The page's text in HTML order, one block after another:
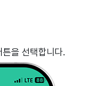
을 선택합니다.